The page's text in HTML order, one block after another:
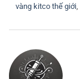
vàng kitco thế giới,